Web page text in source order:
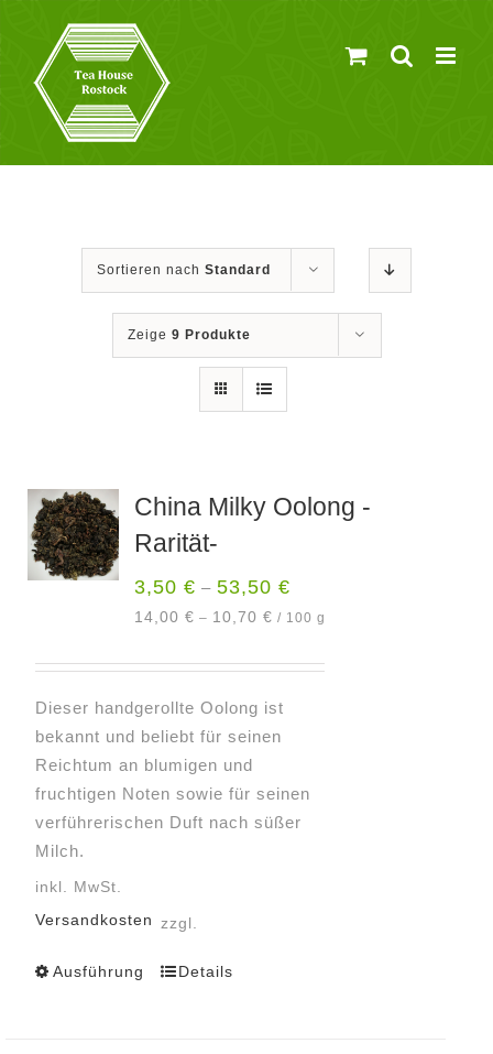
springen
Sortieren nach Standard
Zeige 9 Produkte
China Milky Oolong -
Rarität-
3,50€ –53,50€
14,00€ – 10,70€ / 100 g
Dieser handgerollte Oolong ist
bekannt und beliebt für seinen
Reichtum an blumigen und
fruchtigen Noten sowie für seinen
verführerischen Duft nach süßer
Milch.
inkl. MwSt.
zzgl.
Versandkosten
Ausführung
Dieses
Details